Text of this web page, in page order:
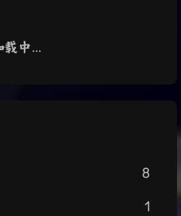
载中...
8
1